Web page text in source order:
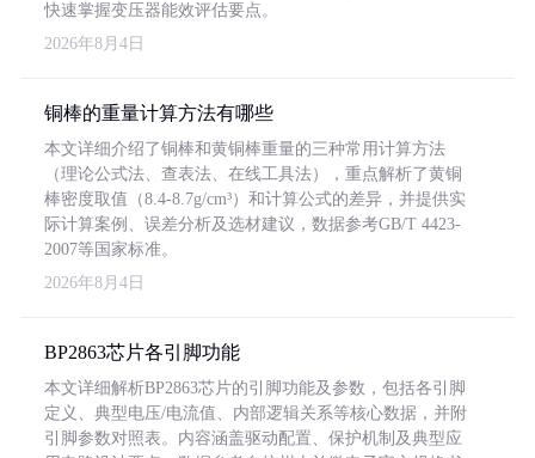
快速掌握变压器能效评估要点。
2026年8月4日
铜棒的重量计算方法有哪些
本文详细介绍了铜棒和黄铜棒重量的三种常用计算方法
（理论公式法、查表法、在线工具法），重点解析了黄铜
棒密度取值（8.4-8.7g/cm³）和计算公式的差异，并提供实
际计算案例、误差分析及选材建议，数据参考GB/T 4423-
2007等国家标准。
2026年8月4日
BP2863芯片各引脚功能
本文详细解析BP2863芯片的引脚功能及参数，包括各引脚
定义、典型电压/电流值、内部逻辑关系等核心数据，并附
引脚参数对照表。内容涵盖驱动配置、保护机制及典型应